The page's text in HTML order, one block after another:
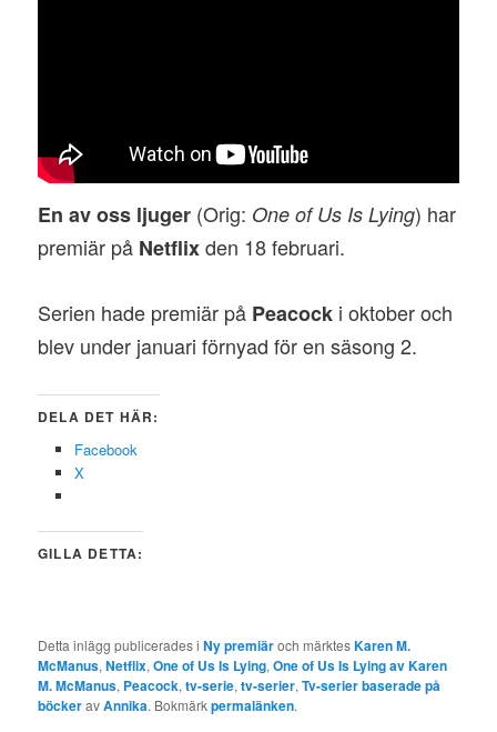
En av oss ljuger (Orig: One of Us Is Lying) har
premiär på Netflixden 18 februari.
Serien hade premiär på Peacock i oktober och
blev under januari förnyad för en säsong 2.
DELA DET HÄR:
Facebook
X
GILLA DETTA:
Detta inlägg publicerades iNy premiäroch märktesKaren M.
McManus,Netflix,One of Us Is Lying,One of Us Is Lying av Karen
M. McManus, Peacock,tv-serie,tv-serier,Tv-serier baserade på
böckeravAnnika. Bokmärkpermalänken.